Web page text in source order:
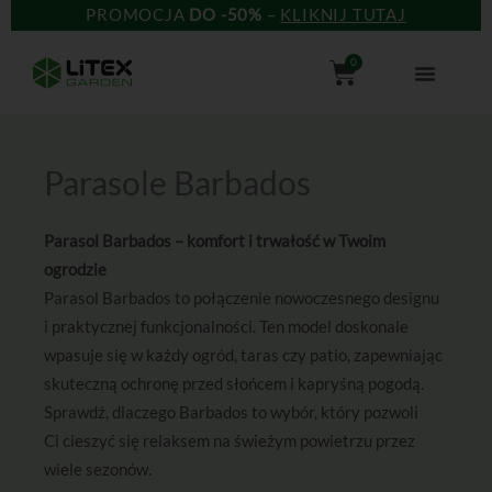
treści
PROMOCJA DO -50% – KLIKNIJ TUTAJ
0
Wózek
Parasol Barbados – komfort i trwałość w Twoim
ogrodzie
Parasol Barbados to połączenie nowoczesnego designu
i praktycznej funkcjonalności. Ten model doskonale
wpasuje się w każdy ogród, taras czy patio, zapewniając
skuteczną ochronę przed słońcem i kapryśną pogodą.
Sprawdź, dlaczego Barbados to wybór, który pozwoli
Ci cieszyć się relaksem na świeżym powietrzu przez
wiele sezonów.